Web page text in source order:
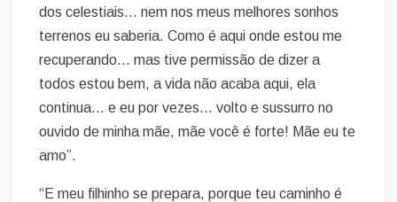
dos celestiais… nem nos meus melhores sonhos
terrenos eu saberia. Como é aqui onde estou me
recuperando… mas tive permissão de dizer a
todos estou bem, a vida não acaba aqui, ela
continua… e eu por vezes… volto e sussurro no
ouvido de minha mãe, mãe você é forte! Mãe eu te
amo”.
“E meu filhinho se prepara, porque teu caminho é